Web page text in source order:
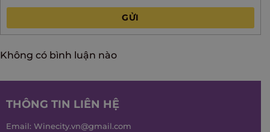
GỬI
Không có bình luận nào
THÔNG TIN LIÊN HỆ
Email: Winecity.vn@gmail.com